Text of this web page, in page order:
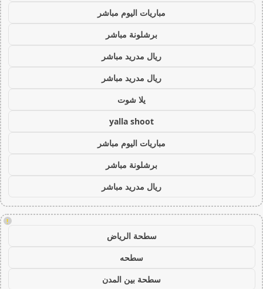
مباريات اليوم مباشر
برشلونة مباشر
ريال مدريد مباشر
ريال مدريد مباشر
يلا شوت
yalla shoot
مباريات اليوم مباشر
برشلونة مباشر
ريال مدريد مباشر
!
سطحة الرياض
سطحه
سطحة بين المدن